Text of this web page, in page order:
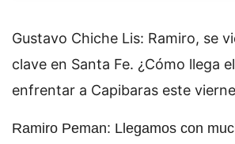
Gustavo Chiche Lis: Ramiro, se
clave en Santa Fe. ¿Cómo llega
enfrentar a Capibaras este
Ramiro Peman: Llegamos con